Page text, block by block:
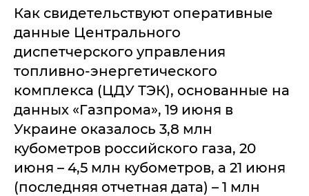
Как свидетельствуют оперативные
данные Центрального
диспетчерского управления
топливно-энергетического
комплекса (ЦДУ ТЭК), основанные на
данных «Газпрома», 19 июня в
Украине оказалось 3,8 млн
кубометров российского газа, 20
июня – 4,5 млн кубометров, а 21 июня
(последняя отчетная дата) – 1 млн